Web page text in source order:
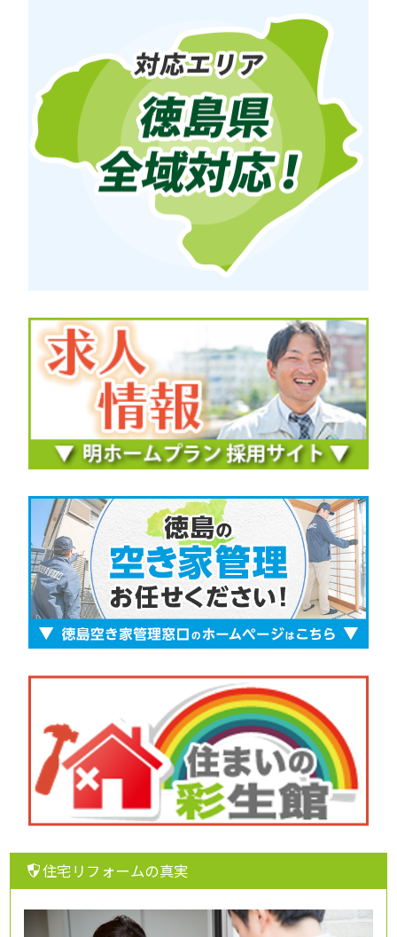
住宅リフォームの真実